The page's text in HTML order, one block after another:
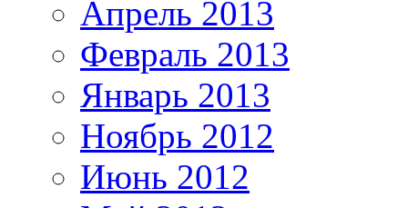
Апрель 2013
Февраль 2013
Январь 2013
Ноябрь 2012
Июнь 2012